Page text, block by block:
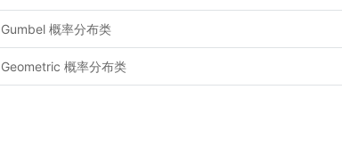
Gumbel 概率分布类
Geometric 概率分布类